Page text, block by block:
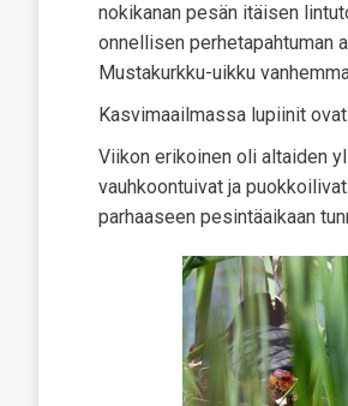
nokikanan pesän itäisen
onnellisen perhetapahtuman
Mustakurkku-uikku
Kasvimaailmassa lupiinit
Viikon erikoinen oli altaiden
vauhkoontuivat ja
parhaaseen pesintäaikaan